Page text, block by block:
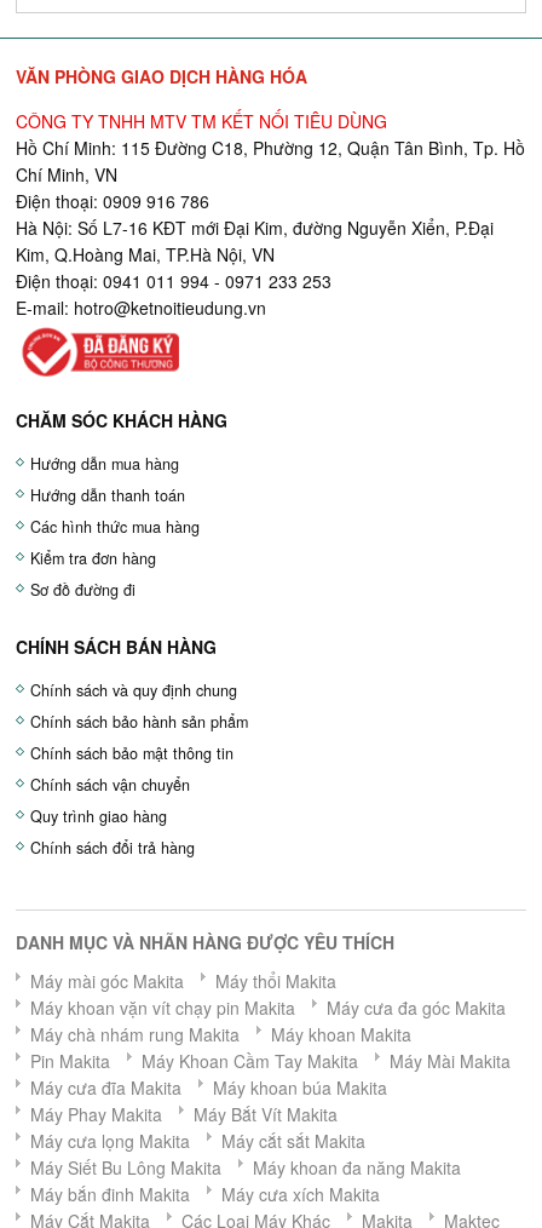
VĂN PHÒNG GIAO DỊCH HÀNG HÓA
CÔNG TY TNHH MTV TM KẾT NỐI TIÊU DÙNG
Hồ Chí Minh: 115 Đường C18, Phường 12, Quận Tân Bình, Tp. Hồ
Chí Minh, VN
Điện thoại: 0909 916 786
Hà Nội: Số L7-16 KĐT mới Đại Kim, đường Nguyễn Xiển, P.Đại
Kim, Q.Hoàng Mai, TP.Hà Nội, VN
Điện thoại: 0941 011 994 - 0971 233 253
E-mail: hotro@ketnoitieudung.vn
CHĂM SÓC KHÁCH HÀNG
Hướng dẫn mua hàng
Hướng dẫn thanh toán
Các hình thức mua hàng
Kiểm tra đơn hàng
Sơ đồ đường đi
CHÍNH SÁCH BÁN HÀNG
Chính sách và quy định chung
Chính sách bảo hành sản phẩm
Chính sách bảo mật thông tin
Chính sách vận chuyển
Quy trình giao hàng
Chính sách đổi trả hàng
DANH MỤC VÀ NHÃN HÀNG ĐƯỢC YÊU THÍCH
Máy mài góc Makita
Máy thổi Makita
Máy khoan vặn vít chạy pin Makita
Máy cưa đa góc Makita
Máy chà nhám rung Makita
Máy khoan Makita
Pin Makita
Máy Khoan Cầm Tay Makita
Máy Mài Makita
Máy cưa đĩa Makita
Máy khoan búa Makita
Máy Phay Makita
Máy Bắt Vít Makita
Máy cưa lọng Makita
Máy cắt sắt Makita
Máy Siết Bu Lông Makita
Máy khoan đa năng Makita
Máy bắn đinh Makita
Máy cưa xích Makita
Máy Cắt Makita
Các Loại Máy Khác Makita Maktec